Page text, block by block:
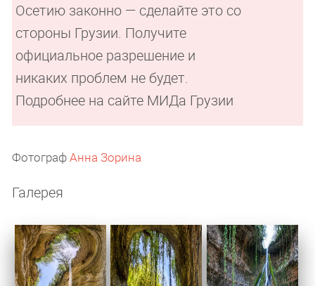
Осетию законно — сделайте это со
стороны Грузии. Получите
официальное разрешение и
никаких проблем не будет.
Подробнее на сайте МИДа Грузии
ФотографАнна Зорина
Галерея